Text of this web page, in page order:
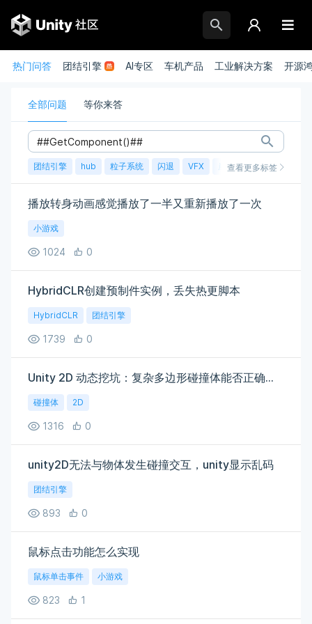
热门问答 团结引擎 AI专区 车机产品 工业解决方案 开源
全部问题 等你来答
团结引擎 hub 粒子系统 闪退 VFX 崩溃 账号 渲染
查看更多标签
播放转身动画感觉播放了一半又重新播放了一次
小游戏
1024 0
HybridCLR创建预制件实例，丢失热更脚本
HybridCLR 团结引擎
1739 0
Unity 2D 动态挖坑：复杂多边形碰撞体能否正确处理多次爆炸切割？
碰撞体 2D
1316 0
unity2D无法与物体发生碰撞交互，unity显示乱码
团结引擎
893 0
鼠标点击功能怎么实现
鼠标单击事件 小游戏
823 1